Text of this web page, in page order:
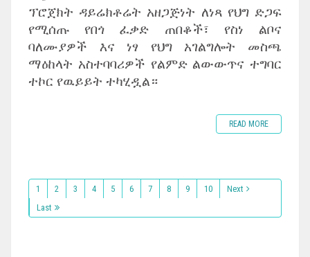
ፕሮጀክት ዳይሬክቶሬት አዘጋጅነት ለነጻ የህግ ድጋፍ
የሚሰጡ የበጎ ፈቃድ ጠበቆች፣ የስነ ልቦና
ባለሙያዎች እና ነፃ የህግ አገልግሎት መስጫ
ማዕከላት አስተባባሪዎች የልምድ ልውውጥና ተግባር
ተኮር የዉይይት ተካሂዷል።
READ MORE
1 2 3 4 5 6 7 8 9 10
Next
Last